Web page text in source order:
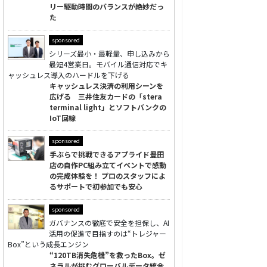
リー駆動時間のバランスが絶妙だっ
た
sponsored
シリーズ最小・最軽量、申し込みから
最短4営業日。モバイル通信対応でキ
ャッシュレス導入のハードルを下げる
キャッシュレス決済の利用シーンを
広げる 三井住友カードの「stera
terminal light」とソフトバンクの
IoT回線
sponsored
手ぶらで挑戦できるアプライド豊田
店の自作PC組み立てイベントで感動
の完成体験を！ プロのスタッフによ
るサポートで初参加でも安心
sponsored
ガバナンスの徹底で安全を担保し、AI
活用の促進で目指すのは“トレジャー
Box”という成長エンジン
“120TB消失危機”を救ったBox。ゼ